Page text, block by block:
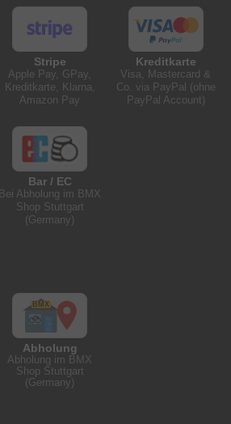
Stripe
Apple Pay, GPay,
Kreditkarte, Klarna,
Amazon Pay
Kreditkarte
Visa, Mastercard &
Co. via PayPal (ohne
PayPal Account)
Bar / EC
Bei Abholung im BMX
Shop Stuttgart
(Germany)
Abholung
Abholung im BMX
Shop Stuttgart
(Germany)